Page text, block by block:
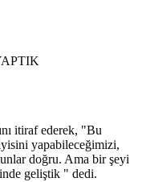
itiraf ederek, "Bu
iyisini yapabileceğimizi,
doğru. Ama bir şeyi
geliştik " dedi.